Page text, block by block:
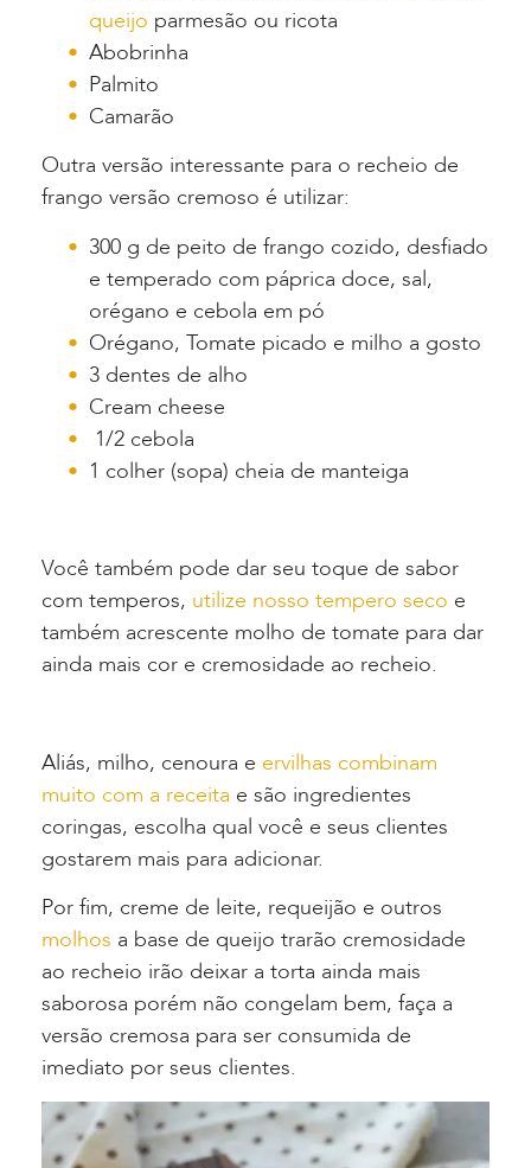
queijo parmesão ou ricota
Abobrinha
Palmito
Camarão
Outra versão interessante para o recheio de
frango versão cremoso é utilizar:
300 g de peito de frango cozido, desfiado
e temperado com páprica doce, sal,
orégano e cebola em pó
Orégano, Tomate picado e milho a gosto
3 dentes de alho
Cream cheese
1/2 cebola
1 colher (sopa) cheia de manteiga
Você também pode dar seu toque de sabor
com temperos, utilize nosso tempero seco e
também acrescente molho de tomate para dar
ainda mais cor e cremosidade ao recheio.
Aliás, milho, cenoura e ervilhas combinam
muito com a receita e são ingredientes
coringas, escolha qual você e seus clientes
gostarem mais para adicionar.
Por fim, creme de leite, requeijão e outros
molhos a base de queijo trarão cremosidade
ao recheio irão deixar a torta ainda mais
saborosa porém não congelam bem, faça a
versão cremosa para ser consumida de
imediato por seus clientes.